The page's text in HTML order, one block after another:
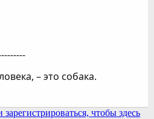
– это собака.
чтобы здесь